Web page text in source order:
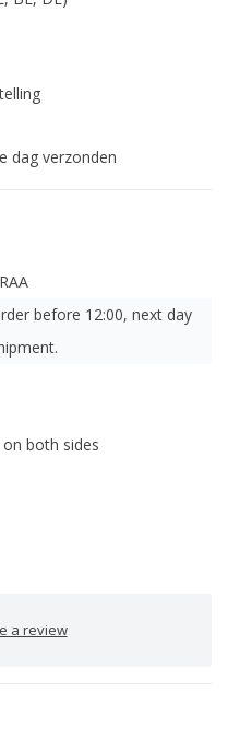
dag verzonden
before 12:00, next day
both sides
a review